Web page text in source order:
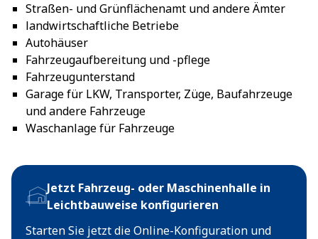
Straßen- und Grünflächenamt und andere Ämter
landwirtschaftliche Betriebe
Autohäuser
Fahrzeugaufbereitung und -pflege
Fahrzeugunterstand
Garage für LKW, Transporter, Züge, Baufahrzeuge
und andere Fahrzeuge
Waschanlage für Fahrzeuge
Jetzt Fahrzeug- oder Maschinenhalle in
Leichtbauweise konfigurieren
Starten Sie jetzt die Online-Konfiguration und